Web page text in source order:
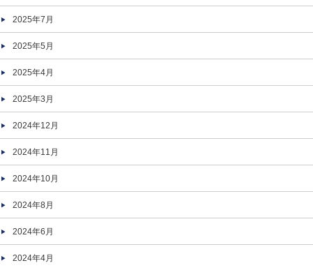
2025年7月
2025年5月
2025年4月
2025年3月
2024年12月
2024年11月
2024年10月
2024年8月
2024年6月
2024年4月